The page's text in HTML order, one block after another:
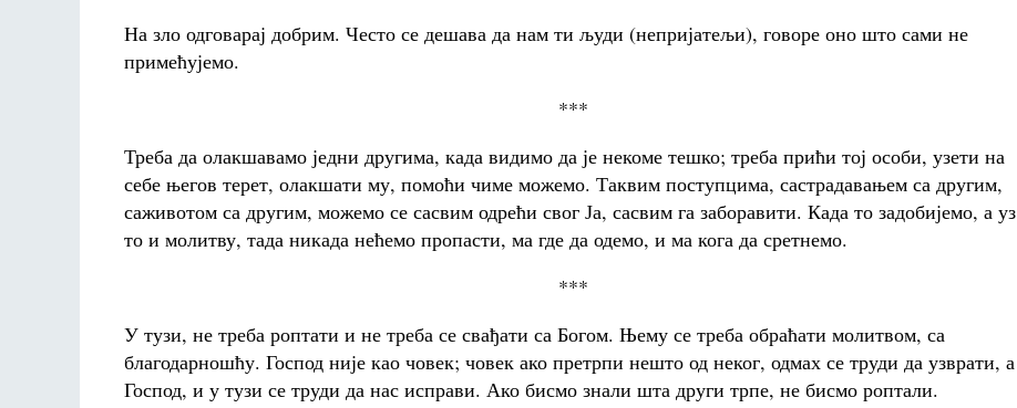
На зло одговарај добрим. Често се дешава да нам ти људи (непријатељи), говоре оно што сами не
примећујемо.
***
Треба да олакшавамо једни другима, када видимо да је некоме тешко; треба прићи тој особи, узети на
себе његов терет, олакшати му, помоћи чиме можемо. Таквим поступцима, састрадавањем са другим,
саживотом са другим, можемо се сасвим одрећи свог Ја, сасвим га заборавити. Када то задобијемо, а уз
то и молитву, тада никада нећемо пропасти, ма где да одемо, и ма кога да сретнемо.
***
У тузи, не треба роптати и не треба се свађати са Богом. Њему се треба обраћати молитвом, са
благодарношћу. Господ није као човек; човек ако претрпи нешто од неког, одмах се труди да узврати, а
Господ, и у тузи се труди да нас исправи. Ако бисмо знали шта други трпе, не бисмо роптали.